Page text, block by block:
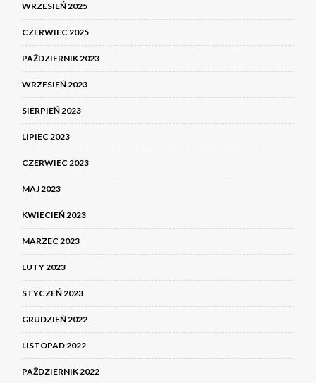
WRZESIEŃ 2025
CZERWIEC 2025
PAŹDZIERNIK 2023
WRZESIEŃ 2023
SIERPIEŃ 2023
LIPIEC 2023
CZERWIEC 2023
MAJ 2023
KWIECIEŃ 2023
MARZEC 2023
LUTY 2023
STYCZEŃ 2023
GRUDZIEŃ 2022
LISTOPAD 2022
PAŹDZIERNIK 2022